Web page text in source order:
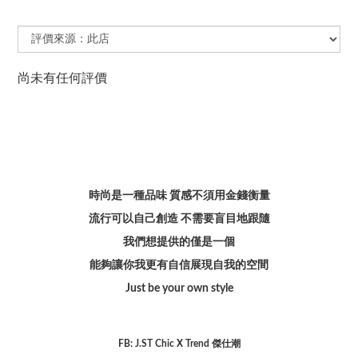
尚未有任何評價
時尚是一種品味 質感不須用金錢衡量
流行可以自己創造 不需要盲目地跟隨
我們想提供的僅是一個
能夠讓你我更有自信展現自我的空間
Just be your own style
FB: J.ST Chic X Trend 傑仕潮